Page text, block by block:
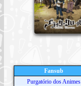
Fansub
Purgatório dos Animes